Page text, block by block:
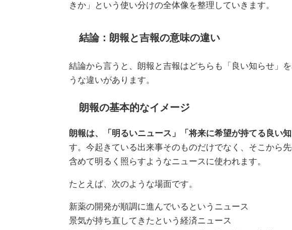
きか」という使い分けの全体像を整理していきます。
結論：朗報と吉報の意味の違い
結論から言うと、朗報と吉報はどちらも「良い知らせ」
うな違いがあります。
朗報の基本的なイメージ
朗報は、「明るいニュース」「将来に希望が持てる良い知
す。今起きている出来事そのものだけでなく、そこから
含めて明るく照らすようなニュースに使われます。
たとえば、次のような場面です。
新薬の開発が順調に進んでいるというニュース
景気が持ち直してきたという経済ニュース